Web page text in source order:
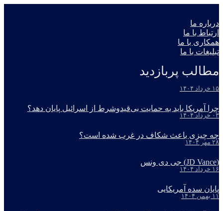
درباره ما
ارتباط با ما
همکاری با ما
تبلیغات با ما
مطالب پربازدید
۱۵ خرداد ۱۴۰۴
چرا آمریکا باید به حمایت بی‌قیدوشرط از اسرائیل پایان دهد؟
۰۳ خرداد ۱۴۰۴
چه چیزی باعث شکاف در غرب شده است؟
۲۸ مهر ۱۴۰۴
(JD Vance) جی دی ونس
۱۶ خرداد ۱۴۰۴
پایان سده آمریکایی
۱۱ بهمن ۱۴۰۴